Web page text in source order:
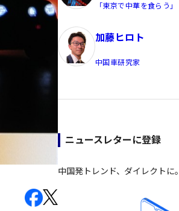
「東京で中華を食らう」
加藤ヒロト
中国車研究家
ニュースレターに登録
中国発トレンド、ダイレクトに。